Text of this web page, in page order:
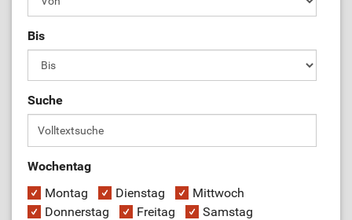
Bis
Suche
Wochentag
Montag
Dienstag
Mittwoch
Donnerstag
Freitag
Samstag